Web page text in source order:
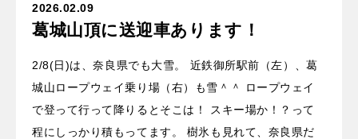
2026.02.09
葛城山頂に送迎車あります！
2/8(日)は、奈良県でも大雪。 近鉄御所駅前（左）、葛
城山ロープウェイ乗り場（右）も雪＾＾ ロープウェイ
で登って行って降りるとそこは！ スキー場か！？って
程にしっかり積もってます。 樹氷も見れて、奈良県だ